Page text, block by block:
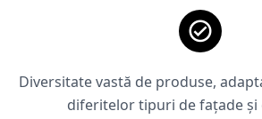
Diversitate vastă de produse,
diferitelor tipuri de fațade și